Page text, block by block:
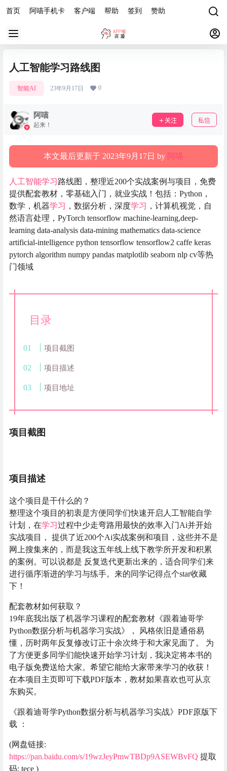
首页 阿喵手机卡 客户端 帮助 签到 赞助
人工智能学习路线图
智能AI 23年9月17日 0
阿喵
起来！
关注 私信
本文最后更新于 2023年9月17日 by 阿喵
人工智能学习路线图，整理近200个实战案例与项目，免费
提供配套教材，零基础入门，就业实战！包括：Python，
数学，机器学习 ，数据分析，深度学习 ，计算机视觉，自
然语言处理，PyTorch tensorflow machine-learning,deep-
learning data-analysis data-mining mathematics data-science
artificial-intelligence python tensorflow tensorflow2 caffe keras
pytorch algorithm numpy pandas matplotlib seaborn nlp cv等热
门领域
目录
项目截图
项目描述
项目地址
项目截图
项目描述
这个项目是干什么的？
整理这个项目的初衷是方便同学们快速开启人工智能自学
计划，在学习过程中少走弯路用最快的效率入门Ai并开始
实战项目， 提供了近200个Ai实战案例和项目，这些并不是
网上搜集来的，而是我这五年线上线下教学所开发和积累
的案例。可以说都是 反复迭代更新出来的，适合同学们来
进行循序渐进的学习与练手。来的同学记得点个star收藏
下！
配套教材如何获取？
19年底我出版了机器学习课程的配套教材《跟着迪哥学
Python数据分析与机器学习实战》， 风格依旧是通俗易
懂，历时两年反复修改订正十余次终于和大家见面了。 为
了方便更多同学们能快速开始学习计划，我决定将本书的
电子版免费送给大家。希望它能给大家带来学习的收获！
在本项目主页即可下载PDF版本，教材如果喜欢也可从京
东购买。
《跟着迪哥学Python数据分析与机器学习实战》PDF原版下
载 ：
(网盘链接:
https://pan.baidu.com/s/19wzJeyPmwTBDp9ASEWBvFQ 提取
码: tece )